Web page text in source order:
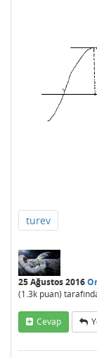
turev
25 Ağustos 2016
(1.3k puan)
Cevap